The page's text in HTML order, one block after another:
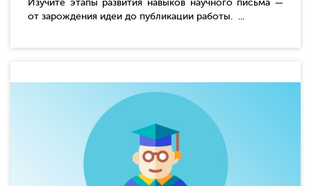
Изучите этапы развития навыков научного письма —
от зарождения идеи до публикации работы. ...